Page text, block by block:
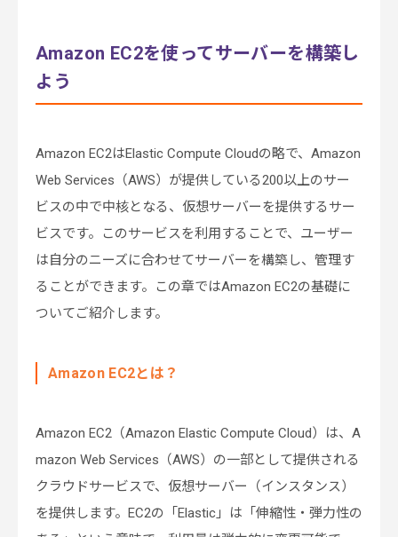
Amazon EC2を使ってサーバーを構築し
よう
Amazon EC2はElastic Compute Cloudの略で、Amazon
Web Services（AWS）が提供している200以上のサー
ビスの中で中核となる、仮想サーバーを提供するサー
ビスです。このサービスを利用することで、ユーザー
は自分のニーズに合わせてサーバーを構築し、管理す
ることができます。この章ではAmazon EC2の基礎に
ついてご紹介します。
Amazon EC2とは？
Amazon EC2（Amazon Elastic Compute Cloud）は、A
mazon Web Services（AWS）の一部として提供される
クラウドサービスで、仮想サーバー（インスタンス）
を提供します。EC2の「Elastic」は「伸縮性・弾力性の